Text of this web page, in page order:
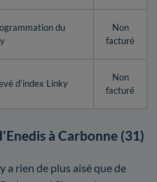
du
Non
facturé
d’index Linky
Non
facturé
à Carbonne (31)
rien de plus aisé que de